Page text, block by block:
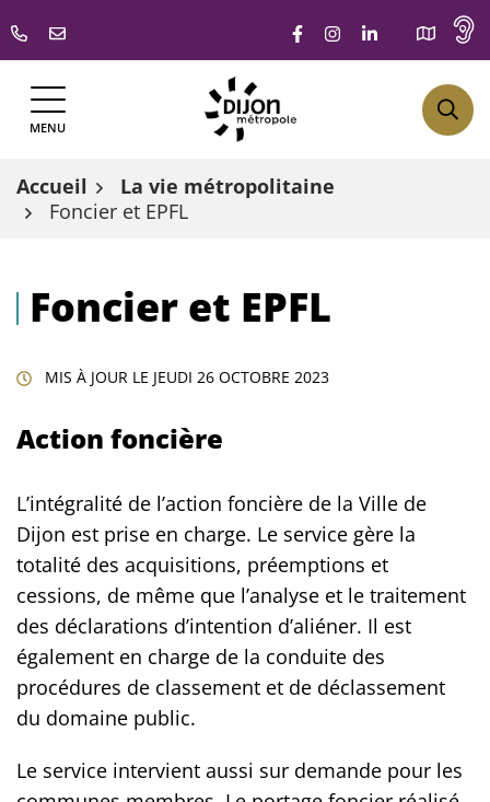
au
contenu
Lien vers le compte
Lien vers le
Lien vers le
MENU
Accueil
La vie métropolitaine
Foncier et EPFL
Foncier et EPFL
MIS À JOUR LE JEUDI 26 OCTOBRE 2023
Action foncière
L’intégralité de l’action foncière de la Ville de
Dijon est prise en charge. Le service gère la
totalité des acquisitions, préemptions et
cessions, de même que l’analyse et le traitement
des déclarations d’intention d’aliéner. Il est
également en charge de la conduite des
procédures de classement et de déclassement
du domaine public.
Le service intervient aussi sur demande pour les